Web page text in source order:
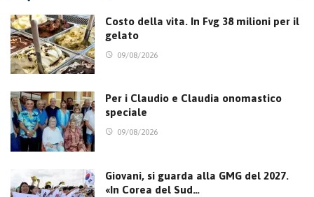
Costo della vita. In Fvg 38 milioni per il
gelato
09/08/2026
Per i Claudio e Claudia onomastico
speciale
09/08/2026
Giovani, si guarda alla GMG del 2027.
«In Corea del Sud…